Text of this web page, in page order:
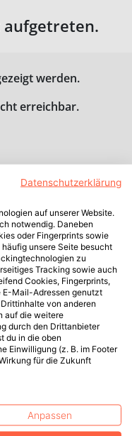
aufgetreten.
werden.
erreichbar.
Datenschutzerklärung
auf unserer Website.
notwendig. Daneben
oder Fingerprints sowie
unsere Seite besucht
zu
Tracking sowie auch
Cookies, Fingerprints,
E-Mail-Adressen genutzt
von anderen
auf die weitere
durch den Drittanbieter
du in die oben
Einwilligung (z. B. im Footer
für die Zukunft
Anpassen